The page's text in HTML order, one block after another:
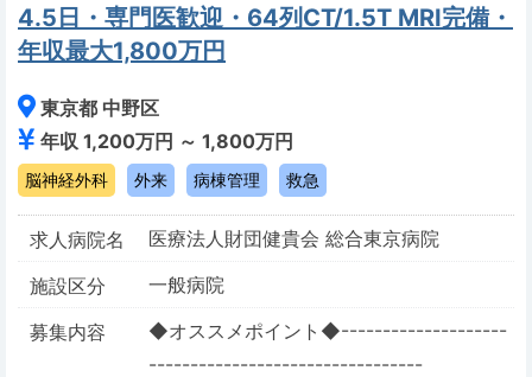
4.5日・専門医歓迎・64列CT/1.5T MRI完備・
年収最大1,800万円
東京都 中野区
年収 1,200万円 ～ 1,800万円
脳神経外科 外来 病棟管理 救急
求人病院名
医療法人財団健貴会 総合東京病院
施設区分
一般病院
募集内容
◆オススメポイント◆--------------------
---------------------------------